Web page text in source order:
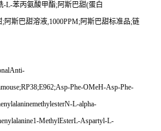
-L-苯丙氨酸甲酯;阿斯巴甜(蛋白
阿斯巴甜溶液,1000PPM;阿斯巴甜标准品;链
Phe-OMeH-Asp-Phe-
L-alpha-
MethylEsterL-Aspartyl-L-